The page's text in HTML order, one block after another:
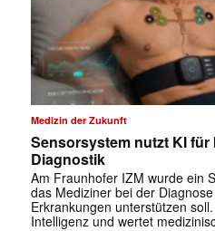
Medizin der Zukunft
Sensorsystem nutzt KI
Diagnostik
Am Fraunhofer IZM wurde ein
das Mediziner bei der
Erkrankungen unterstützen
Intelligenz und wertet